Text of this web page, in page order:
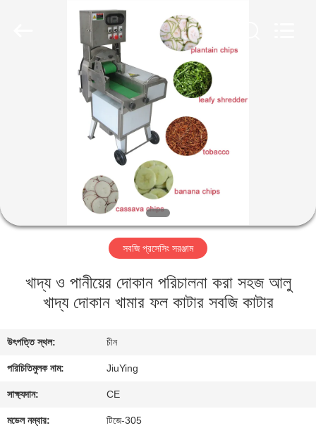
আমাদের
কারখানা
গুণমান
নিয়ন্ত্রণ
সবজি প্রসেসিং সরঞ্জাম
খাদ্য ও পানীয়ের দোকান পরিচালনা করা সহজ আলু
খাদ্য দোকান খামার ফল কাটার সবজি কাটার
উৎপত্তি স্থল: চীন
পরিচিতিমুলক নাম: JiuYing
সাক্ষ্যদান: CE
মডেল নম্বার: টিজে-305